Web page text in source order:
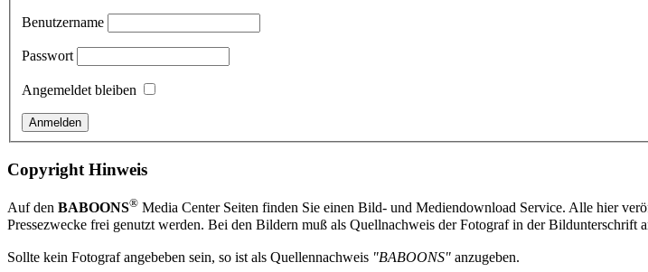
Benutzername
Passwort
Angemeldet bleiben
Copyright Hinweis
Auf den BABOONS® Media Center Seiten finden Sie einen Bild- und Mediendownload Service. Alle hier
Pressezwecke frei genutzt werden. Bei den Bildern muß als Quellnachweis der Fotograf in der Bildunterschrift
Sollte kein Fotograf angebeben sein, so ist als Quellennachweis "BABOONS" anzugeben.